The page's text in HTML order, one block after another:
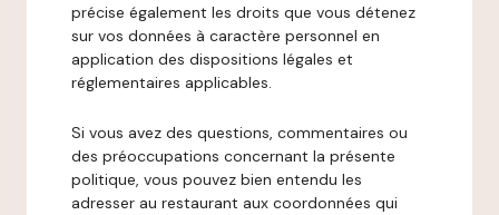
précise également les droits que vous détenez
sur vos données à caractère personnel en
application des dispositions légales et
réglementaires applicables.
Si vous avez des questions, commentaires ou
des préoccupations concernant la présente
politique, vous pouvez bien entendu les
adresser au restaurant aux coordonnées qui